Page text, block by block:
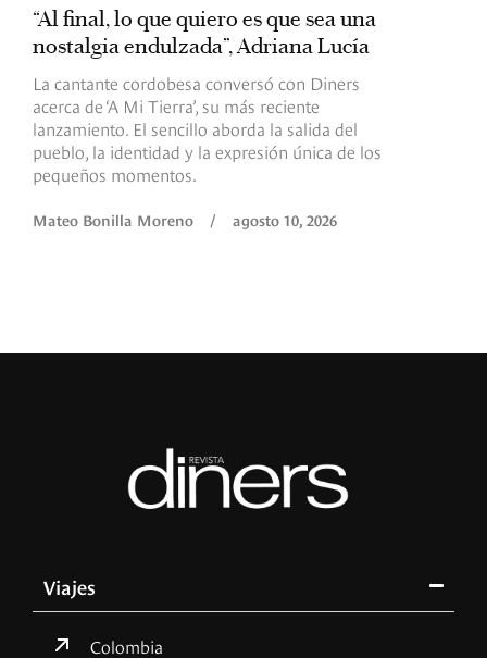
“Al final, lo que quiero es que sea una
nostalgia endulzada”, Adriana Lucía
La cantante cordobesa conversó con Diners
acerca de ‘A Mi Tierra’, su más reciente
lanzamiento. El sencillo aborda la salida del
pueblo, la identidad y la expresión única de los
pequeños momentos.
Mateo Bonilla Moreno / agosto 10, 2026
Viajes
Colombia